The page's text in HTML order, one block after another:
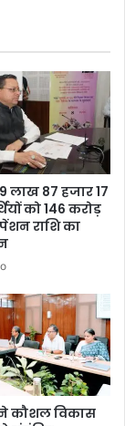
लाख 87 हजार 17
को 146 करोड़
राशि का
कौशल विकास